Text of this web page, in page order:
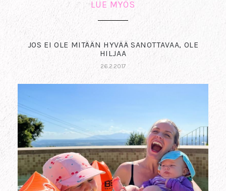
LUE MYÖS
JOS EI OLE MITÄÄN HYVÄÄ SANOTTAVAA, OLE
HILJAA
26.2.2017